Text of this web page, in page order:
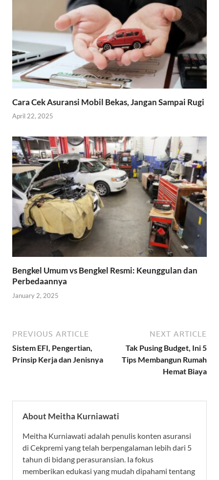
Cara Cek Asuransi Mobil Bekas, Jangan Sampai Rugi
April 22, 2025
Bengkel Umum vs Bengkel Resmi: Keunggulan dan
Perbedaannya
January 2, 2025
PREVIOUS ARTICLE
Sistem EFI, Pengertian,
Prinsip Kerja dan Jenisnya
NEXT ARTICLE
Tak Pusing Budget, Ini 5
Tips Membangun Rumah
Hemat Biaya
About Meitha Kurniawati
Meitha Kurniawati adalah penulis konten asuransi
di Cekpremi yang telah berpengalaman lebih dari 5
tahun di bidang perasuransian. Ia fokus
memberikan edukasi yang mudah dipahami tentang